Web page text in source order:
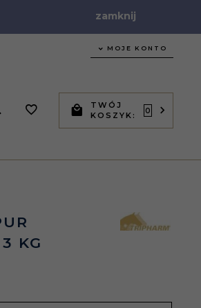
zamknij
MOJE KONTO
TWÓJ
KOSZYK:
0
KG